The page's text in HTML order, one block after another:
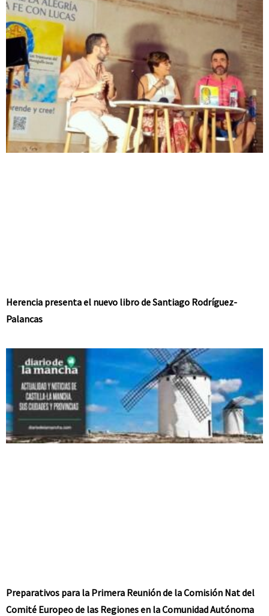
Herencia presenta el nuevo libro de Santiago Rodríguez-
Palancas
Preparativos para la Primera Reunión de la Comisión Nat del
Comité Europeo de las Regiones en la Comunidad Autónoma